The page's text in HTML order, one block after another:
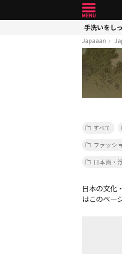
手洗いをし
Japaaan
すべて
ファッシ
日本画・
日本の文化
はこのペー